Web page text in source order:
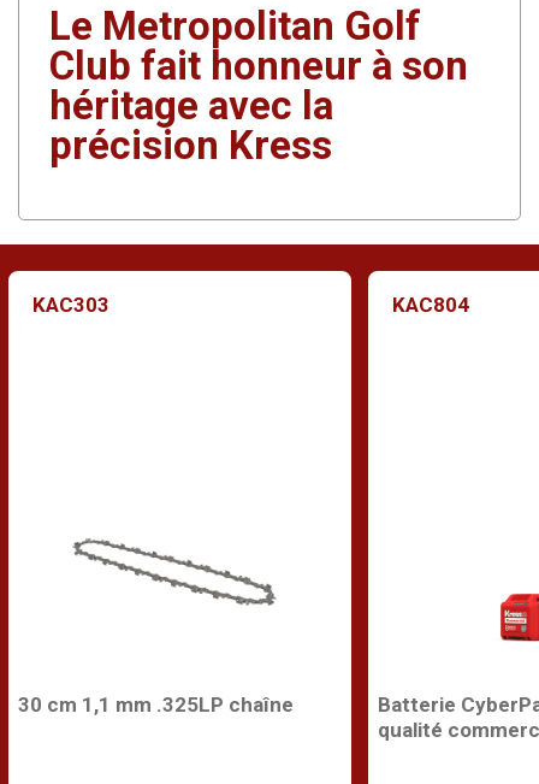
Le Metropolitan Golf
Club fait honneur à son
héritage avec la
précision Kress
KAC303
30 cm 1,1 mm .325LP chaîne
KAC804
Batterie
qualité